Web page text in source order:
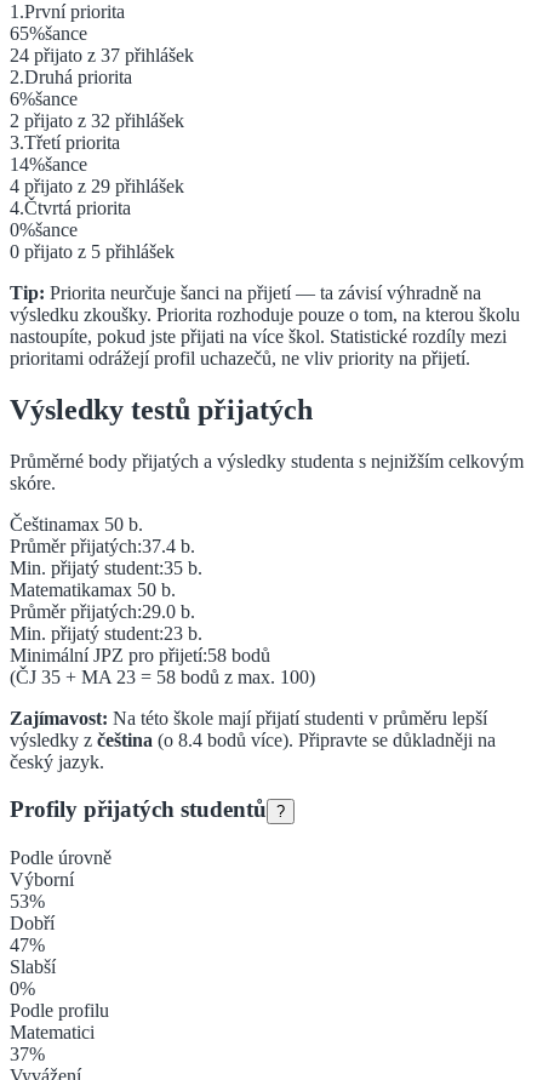
1.První priorita
65%šance
24 přijato z 37 přihlášek
2.Druhá priorita
6%šance
2 přijato z 32 přihlášek
3.Třetí priorita
14%šance
4 přijato z 29 přihlášek
4.Čtvrtá priorita
0%šance
0 přijato z 5 přihlášek
Tip: Priorita neurčuje šanci na přijetí — ta závisí výhradně na
výsledku zkoušky. Priorita rozhoduje pouze o tom, na kterou školu
nastoupíte, pokud jste přijati na více škol. Statistické rozdíly mezi
prioritami odrážejí profil uchazečů, ne vliv priority na přijetí.
Výsledky testů přijatých
Průměrné body přijatých a výsledky studenta s nejnižším celkovým
skóre.
Češtinamax 50 b.
Průměr přijatých:37.4 b.
Min. přijatý student:35 b.
Matematikamax 50 b.
Průměr přijatých:29.0 b.
Min. přijatý student:23 b.
Minimální JPZ pro přijetí:58 bodů
(ČJ 35 + MA 23 = 58 bodů z max. 100)
Zajímavost: Na této škole mají přijatí studenti v průměru lepší
výsledky z čeština (o 8.4 bodů více). Připravte se důkladněji na
český jazyk.
Profily přijatých studentů ?
Podle úrovně
Výborní
53%
Dobří
47%
Slabší
0%
Podle profilu
Matematici
37%
Vyvážení